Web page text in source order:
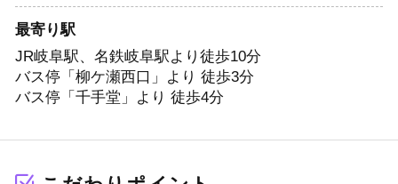
最寄り駅
JR岐阜駅、名鉄岐阜駅より徒歩10分
バス停「柳ケ瀬西口」より 徒歩3分
バス停「千手堂」より 徒歩4分